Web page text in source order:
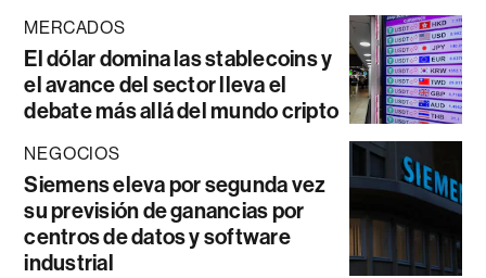
MERCADOS
El dólar domina las stablecoins y
el avance del sector lleva el
debate más allá del mundo cripto
NEGOCIOS
Siemens eleva por segunda vez
su previsión de ganancias por
centros de datos y software
industrial